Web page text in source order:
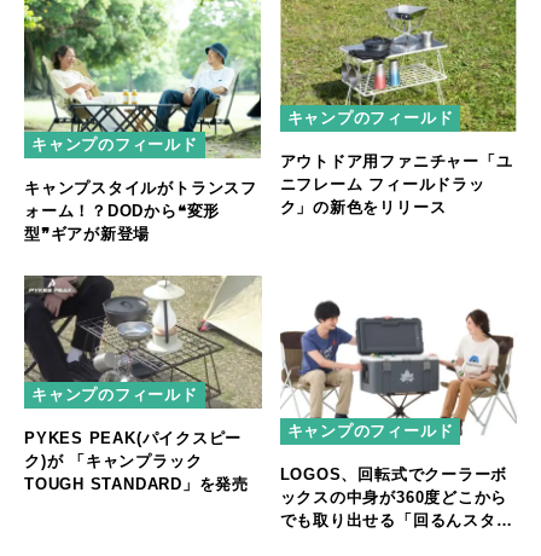
キャンプのフィールド
キャンプスタイルがトランスフ
ォーム！？DODから❝変形
型❞ギアが新登場
キャンプのフィールド
アウトドア用ファニチャー「ユ
ニフレーム フィールドラッ
ク」の新色をリリース
キャンプのフィールド
PYKES PEAK(パイクスピー
ク)が 「キャンプラック
TOUGH STANDARD」を発売
キャンプのフィールド
LOGOS、回転式でクーラーボ
ックスの中身が360度どこから
でも取り出せる「回るんスタン